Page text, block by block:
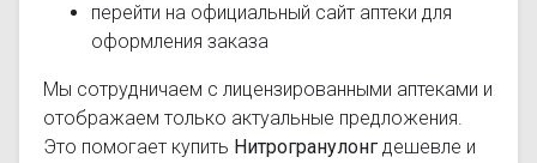
перейти на официальный сайт аптеки для
оформления заказа
Мы сотрудничаем с лицензированными аптеками и
отображаем только актуальные предложения.
Это помогает купить Нитрогранулонг дешевле и